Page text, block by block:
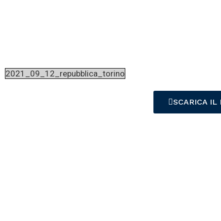
2021_09_12_repubblica_torino
SCARICA IL